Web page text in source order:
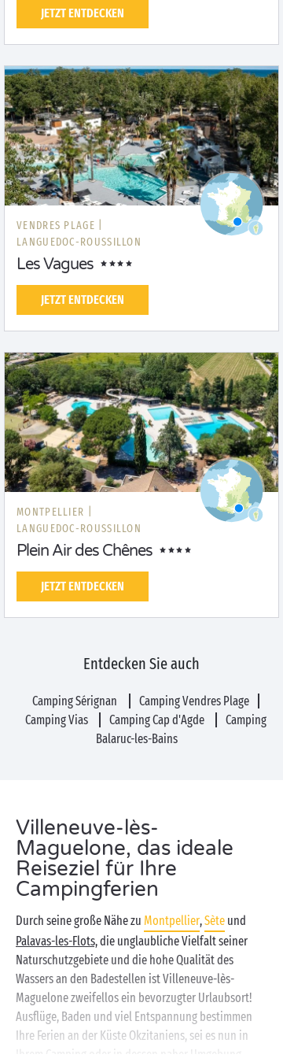
JETZT ENTDECKEN
VENDRES PLAGE |
LANGUEDOC-ROUSSILLON
Les Vagues
JETZT ENTDECKEN
MONTPELLIER |
LANGUEDOC-ROUSSILLON
Plein Air des Chênes
JETZT ENTDECKEN
Entdecken Sie auch
Camping Sérignan
Camping Vendres Plage
Camping Vias
Camping Cap d'Agde
Camping
Balaruc-les-Bains
Villeneuve-lès-
Maguelone, das ideale
Reiseziel für Ihre
Campingferien
Durch seine große Nähe zu Montpellier,Sète und
Palavas-les-Flots,die unglaubliche Vielfalt seiner
Naturschutzgebiete und die hohe Qualität des
Wassers an den Badestellen ist Villeneuve-lès-
Maguelone zweifellos ein bevorzugter Urlaubsort!
Ausflüge, Baden und viel Entspannung bestimmen
Ihre Ferien an der Küste Okzitaniens, sei es nun in